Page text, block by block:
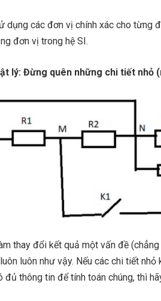
dụng các đơn vị chính xác cho từng
đơn vị trong hệ SI.
lý: Đừng quên những chi tiết nhỏ
thay đổi kết quả một vấn đề
luôn như vậy. Nếu các chi tiết
đủ thông tin để tính toán chúng, thì